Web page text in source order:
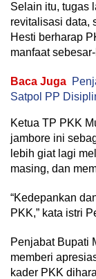
Selain itu, tugas
revitalisasi data,
Hesti berharap
manfaat
Baca Juga
Satpol PP
Ketua TP PKK
jambore ini
lebih giat lagi
masing, dan
“Kedepankan
PKK,” kata istri
Penjabat Bupati
memberi
kader PKK